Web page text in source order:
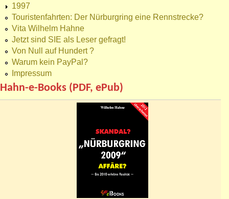
1997
Touristenfahrten: Der Nürburgring eine Rennstrecke?
Vita Wilhelm Hahne
Jetzt sind SIE als Leser gefragt!
Von Null auf Hundert ?
Warum kein PayPal?
Impressum
Hahn-e-Books (PDF, ePub)